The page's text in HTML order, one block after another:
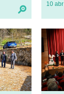
10 abr